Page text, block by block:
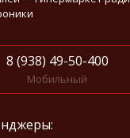
8 (938) 49-50-400
Мобильный